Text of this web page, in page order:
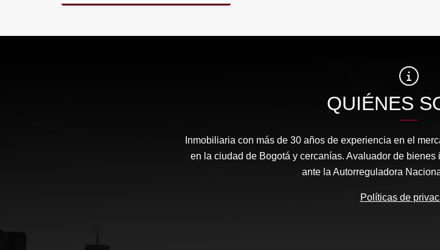
$12.000.000
QUIÉNES
Inmobiliaria con más de 30 años de experiencia en el
en la ciudad de Bogotá y cercanías. Avaluador de
ante la Autorreguladora
Políticas de